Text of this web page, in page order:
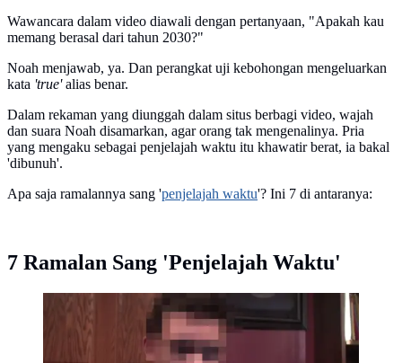
Wawancara dalam video diawali dengan pertanyaan, "Apakah kau
memang berasal dari tahun 2030?"
Noah menjawab, ya. Dan perangkat uji kebohongan mengeluarkan
kata 'true'alias benar.
Dalam rekaman yang diunggah dalam situs berbagi video, wajah
dan suara Noah disamarkan, agar orang tak mengenalinya. Pria
yang mengaku sebagai penjelajah waktu itu khawatir berat, ia bakal
'dibunuh'.
Apa saja ramalannya sang 'penjelajah waktu'? Ini 7 di antaranya:
7 Ramalan Sang 'Penjelajah Waktu'
Noah mengaku sebagai penjelajah waktu dari tahun
2030. (Screen grab dari situs video populer)